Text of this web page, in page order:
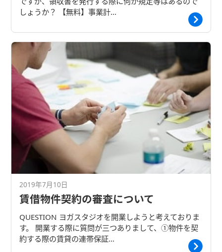
しょうか？ 【無料】事業計…
2019年7月10日
賃借物件契約の審査について
QUESTION ヨガスタジオを開業しようと考えておりま
す。 開業する際に質問が三つありまして、①物件を契
約する際の賃貸の連帯保証…